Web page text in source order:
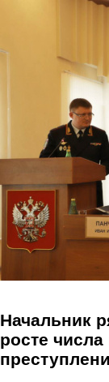
Перейти к
Начальник
росте